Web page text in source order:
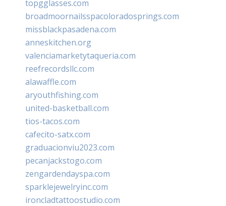
topgglasses.com
broadmoornailsspacoloradosprings.com
missblackpasadena.com
anneskitchen.org
valenciamarketytaqueria.com
reefrecordsllc.com
alawaffle.com
aryouthfishing.com
united-basketball.com
tios-tacos.com
cafecito-satx.com
graduacionviu2023.com
pecanjackstogo.com
zengardendayspa.com
sparklejewelryinc.com
ironcladtattoostudio.com